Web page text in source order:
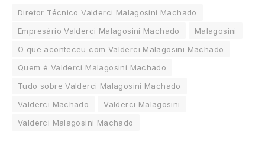
Diretor Técnico Valderci Malagosini Machado
Empresário Valderci Malagosini Machado
Malagosini
O que aconteceu com Valderci Malagosini Machado
Quem é Valderci Malagosini Machado
Tudo sobre Valderci Malagosini Machado
Valderci Machado
Valderci Malagosini
Valderci Malagosini Machado